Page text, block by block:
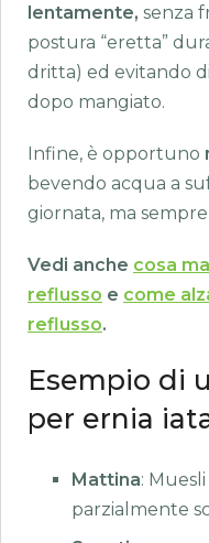
lentamente, senza
postura “eretta”
dritta) ed evitando
dopo mangiato.
Infine, è opportuno
bevendo acqua a
giornata, ma
Vedi anche cosa
reflusso e come
reflusso.
Esempio di
per ernia
Mattina:
parzialmente